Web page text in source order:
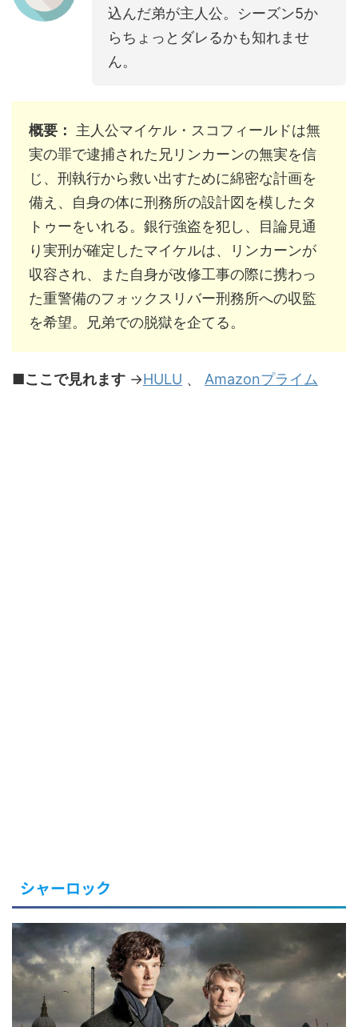
込んだ弟が主人公。シーズン5か
らちょっとダレるかも知れませ
ん。
概要：
主人公マイケル・スコフィールドは無
実の罪で逮捕された兄リンカーンの無実を信
じ、刑執行から救い出すために綿密な計画を
備え、自身の体に刑務所の設計図を模したタ
トゥーをいれる。銀行強盗を犯し、目論見通
り実刑が確定したマイケルは、リンカーンが
収容され、また自身が改修工事の際に携わっ
た重警備のフォックスリバー刑務所への収監
を希望。兄弟での脱獄を企てる。
■ここで見れます →HULU 、 Amazonプライム
シャーロック